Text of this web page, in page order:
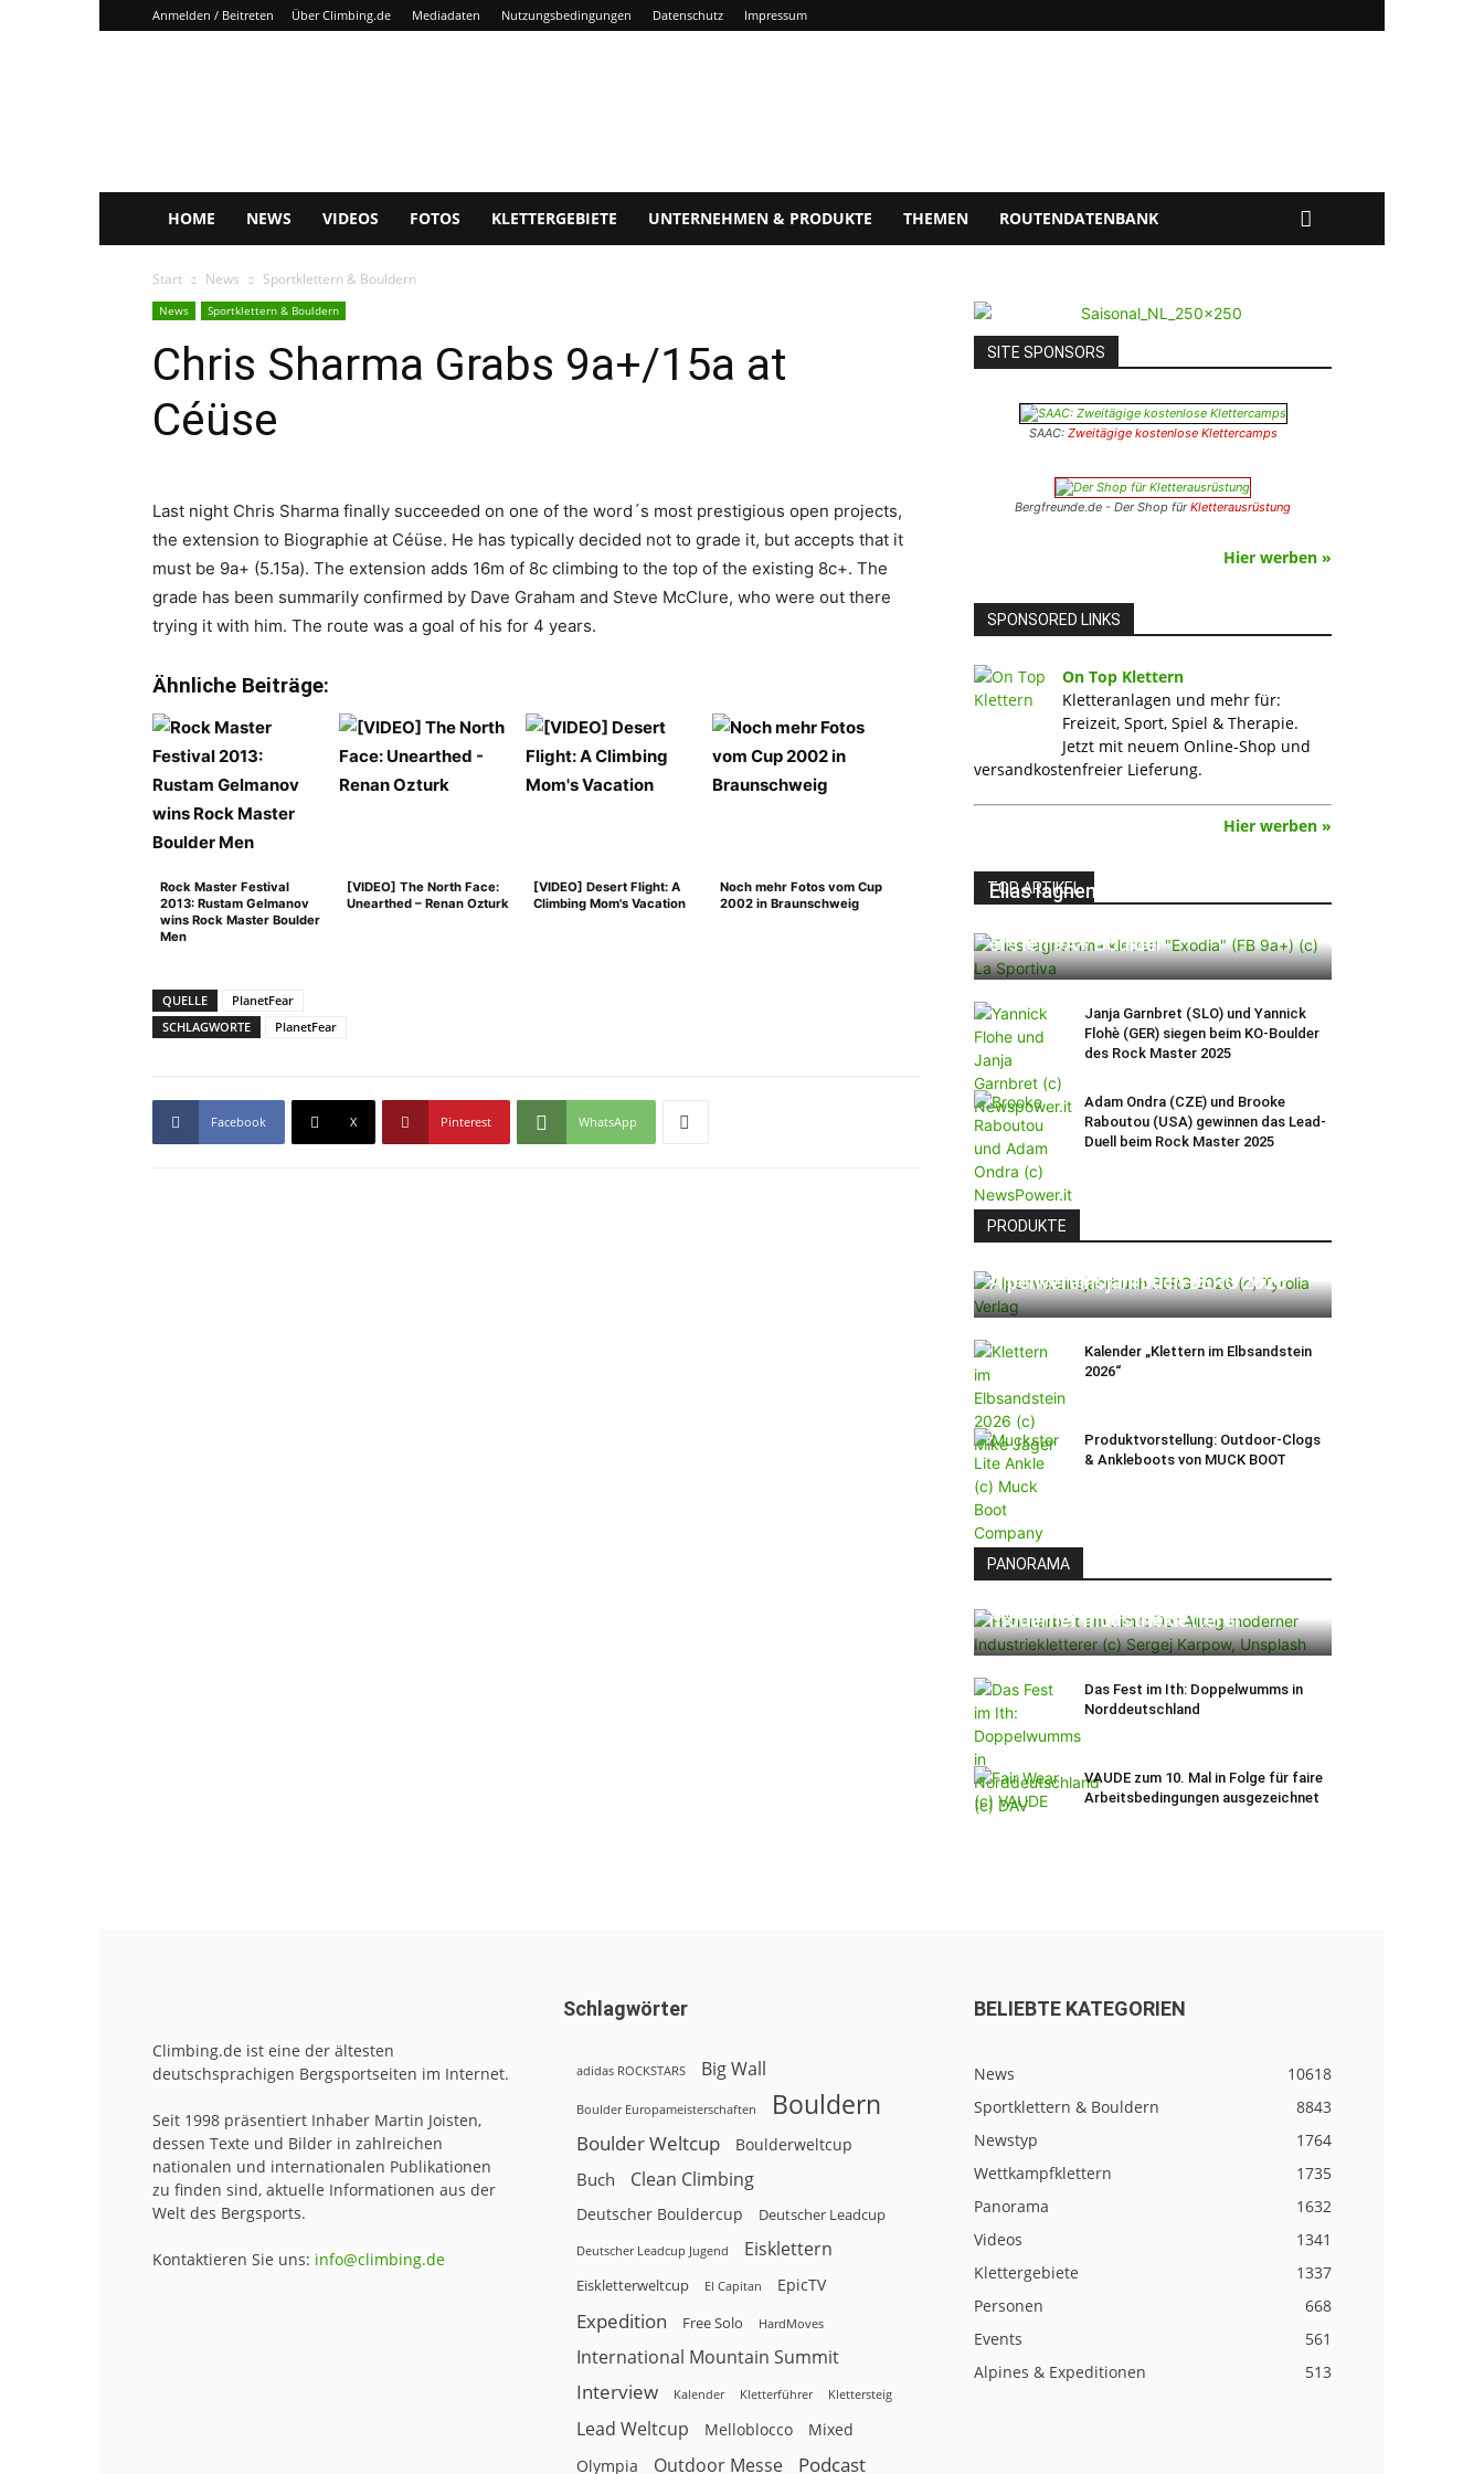
Anmelden / Beitreten Über Climbing.de Mediadaten Nutzungsbedingungen Datenschutz Impressum
HOME NEWS VIDEOS FOTOS KLETTERGEBIETE UNTERNEHMEN & PRODUKTE THEMEN ROUTENDATENBANK
Start News Sportklettern & Bouldern
News Sportklettern & Bouldern
Chris Sharma Grabs 9a+/15a at
Céüse
Last night Chris Sharma finally succeeded on one of the word´s most prestigious open projects,
the extension to Biographie at Céüse. He has typically decided not to grade it, but accepts that it
must be 9a+ (5.15a). The extension adds 16m of 8c climbing to the top of the existing 8c+. The
grade has been summarily confirmed by Dave Graham and Steve McClure, who were out there
trying it with him. The route was a goal of his for 4 years.
Ähnliche Beiträge:
Rock Master Festival
2013: Rustam Gelmanov
wins Rock Master Boulder
Men
[VIDEO] The North Face:
Unearthed – Renan Ozturk
[VIDEO] Desert Flight: A
Climbing Mom's Vacation
Noch mehr Fotos vom Cup
2002 in Braunschweig
QUELLE
PlanetFear
SCHLAGWORTE
PlanetFear
Facebook X Pinterest WhatsApp
SITE SPONSORS
SAAC: Zweitägige kostenlose Klettercamps
Bergfreunde.de - Der Shop fürKletterausrüstung
Hier werben »
SPONSORED LINKS
On Top Klettern
Kletteranlagen und mehr für:
Freizeit, Sport, Spiel & Therapie.
Jetzt mit neuem Online-Shop und
versandkostenfreier Lieferung.
Hier werben »
TOP ARTIKEL
Elias Iagnemma klettert „Exodia“:
ersten 9A+ Boulder
Janja Garnbret (SLO) und Yannick
Flohè (GER) siegen beim KO-Boulder
des Rock Master 2025
Adam Ondra (CZE) und Brooke
Raboutou (USA) gewinnen das Lead-
Duell beim Rock Master 2025
PRODUKTE
Alpenvereinsjahrbuch BERG 2026
Kalender „Klettern im Elbsandstein
2026“
Produktvorstellung: Outdoor-Clogs
& Ankleboots von MUCK BOOT
PANORAMA
moderner Industriekletterer
Das Fest im Ith: Doppelwumms in
Norddeutschland
VAUDE zum 10. Mal in Folge für faire
Arbeitsbedingungen ausgezeichnet
Climbing.de ist eine der ältesten
deutschsprachigen Bergsportseiten im Internet.
Seit 1998 präsentiert Inhaber Martin Joisten,
dessen Texte und Bilder in zahlreichen
nationalen und internationalen Publikationen
zu finden sind, aktuelle Informationen aus der
Welt des Bergsports.
Kontaktieren Sie uns: info@climbing.de
Schlagwörter
adidas ROCKSTARS Big Wall
Boulder Europameisterschaften Bouldern
Boulder Weltcup Boulderweltcup
Buch Clean Climbing
Deutscher Bouldercup Deutscher Leadcup
Deutscher Leadcup Jugend Eisklettern
Eiskletterweltcup El Capitan EpicTV
Expedition Free Solo HardMoves
International Mountain Summit
Interview Kalender Kletterführer Klettersteig
Lead Weltcup Melloblocco Mixed
Olympia Outdoor Messe Podcast
BELIEBTE KATEGORIEN
News
10618
Sportklettern & Bouldern
8843
Newstyp
1764
Wettkampfklettern
1735
Panorama
1632
Videos
1341
Klettergebiete
1337
Personen
668
Events
561
Alpines & Expeditionen
513